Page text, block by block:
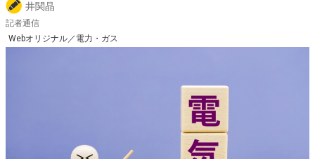
井関晶
記者通信
Webオリジナル／電力・ガス